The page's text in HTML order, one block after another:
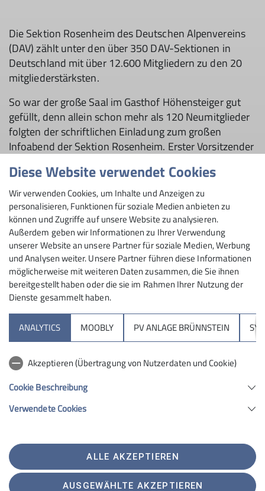
Die Sektion Rosenheim des Deutschen Alpenvereins
(DAV) zählt unter den über 350 DAV-Sektionen in
Deutschland mit über 12.600 Mitgliedern zu den 20
mitgliederstärksten.
So war der große Saal im Gasthof Höhensteiger gut
gefüllt, denn allein schon mehr als 120 Neumitglieder
folgten der schriftlichen Einladung zum großen
Infoabend der Sektion Rosenheim. Erster Vorsitzender
Evelyn Dobner (Mitgliederverwaltung), Bettina
Kagleder (Kurs- und Tourenverwaltung) und Harald
Wettemann (Team Klima/Nachhaltigkeit) erläuterten in
einer kurzweiligen Präsentation die Vereinsstruktur
mit Mitgliedschaftsvorteilen, das Touren- und
Kursprogramm, die Erhaltung von Hütten und Wegen
im Hochries- und Brünnsteingebiet, sowie die
wichtigen Aspekte zu den Themen Natur- Klimaschutz
und Nachhaltigkeit.
Einen großen Anteil dabei hatte die Information über
die Jugendarbeit sowohl im Leistungsbereich des
Bezug auf Familien- und eigenverantwortlichen
Angebote über Ausbildungs-kurse und
Tourenveranstaltungen aller Bergsteigerbereiche, denn
höchste Priorität. Die Verantwortlichen nützten
darüber hinaus die Gelegenheit zur Werbung für am
Ehrenamt interessierte und verwies auf die
Diese Website verwendet Cookies
Wir verwenden Cookies, um Inhalte und Anzeigen zu
personalisieren, Funktionen für soziale Medien anbieten zu
können und Zugriffe auf unsere Website zu analysieren.
Außerdem geben wir Informationen zu Ihrer Verwendung
unserer Website an unsere Partner für soziale Medien, Werbung
und Analysen weiter. Unsere Partner führen diese Informationen
möglicherweise mit weiteren Daten zusammen, die Sie ihnen
bereitgestellt haben oder die sie im Rahmen Ihrer Nutzung der
Dienste gesammelt haben.
ANALYTICS MOOBLY PV ANLAGE BRÜNNSTEIN
Akzeptieren (Übertragung von Nutzerdaten und Cookie)
Cookie Beschreibung
Verwendete Cookies
ALLE AKZEPTIEREN
AUSGEWÄHLTE AKZEPTIEREN